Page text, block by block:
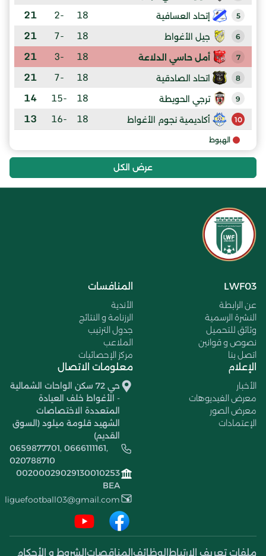
5 إتحاد العسافية 18
-2
21
6 جيل الأغواط 18
-7
21
7 أمل حاسي الدلاعة 18
-3
21
8 اتحاد الصادقية 18
-7
21
9 ترجي الحويطة 18
-15
14
10 أكاديمية نجوم الأغواط 18
-16
13
الهبوط
عرض الكل
LWF03
عن الرابطة
النشرة الرسمية
وثائق للتحميل
نصوص و قوانين
اتصل بنا
المنافسات
الأندية
الرزنامة و النتائج
جدول الترتيب
الملاعب
مركز الإحصائيات
الإعلام
الأخبار
معرض الفيديوهات
معرض الصور
الإعتمادات
معلومات الاتصال
حي 72 سكن الواحات الشمالية
- الأغواط خلف العيادة
المتعددة الاختصاصات
الشهيد قلومة ميلود (السوق
القديم)
0659877701, 0666111161,
020788710
00200029029130010253
BEA
liguefootball03@gmail.com
ملفات تعريف الإرتباط الوظائف المناقصات الشروط و الأحكام